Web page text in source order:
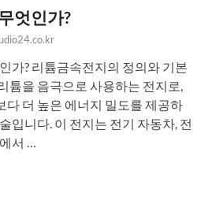
엇인가?
가? 리튬금속전지의 정의와 기본
튬을 음극으로 사용하는 전지로,
다 더 높은 에너지 밀도를 제공하
입니다. 이 전지는 전기 자동차, 전
서 …